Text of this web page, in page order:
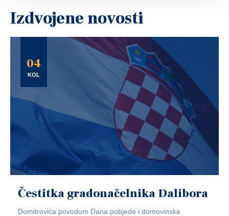
Izdvojene novosti
04
KOL
Čestitka gradonačelnika Dalibora
Domitrovića povodom Dana pobjede i domovinske